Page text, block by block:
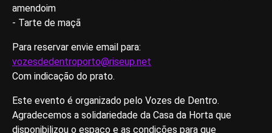
amendoim
- Tarte de maçã
Para reservar envie email para:
vozesdedentroporto@riseup.net
Com indicação do prato.
Este evento é organizado pelo Vozes de Dentro.
Agradecemos a solidariedade da Casa da Horta que
disponibilizou o espaço e as condições para que